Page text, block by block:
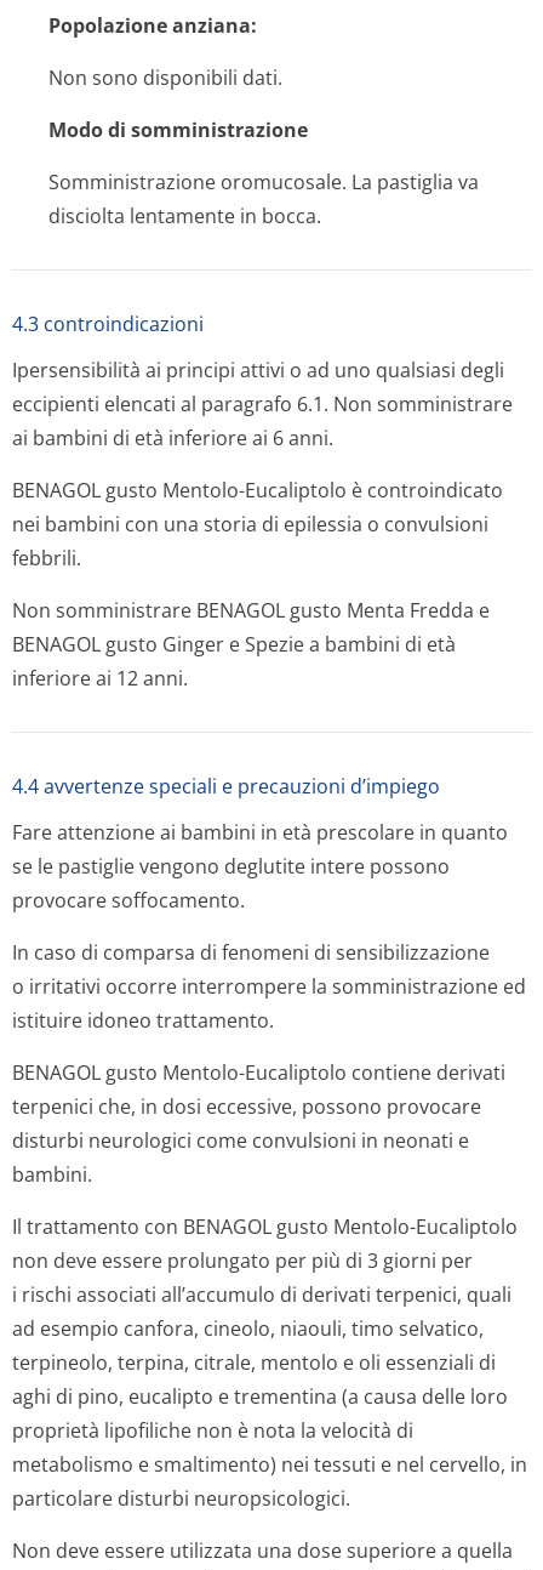
Popolazione anziana:
Non sono disponibili dati.
Modo di somministrazione
Somministrazione oromucosale. La pastiglia va
disciolta lentamente in bocca.
4.3 controindicazioni
Ipersensibilità ai principi attivi o ad uno qualsiasi degli
eccipienti elencati al paragrafo 6.1. Non somministrare
ai bambini di età inferiore ai 6 anni.
BENAGOL gusto Mentolo-Eucaliptolo è controindicato
nei bambini con una storia di epilessia o convulsioni
febbrili.
Non somministrare BENAGOL gusto Menta Fredda e
BENAGOL gusto Ginger e Spezie a bambini di età
inferiore ai 12 anni.
4.4 avvertenze speciali e precauzioni d’impiego
Fare attenzione ai bambini in età prescolare in quanto
se le pastiglie vengono deglutite intere possono
provocare soffocamento.
In caso di comparsa di fenomeni di sensibilizzazione
o irritativi occorre interrompere la somministrazione ed
istituire idoneo trattamento.
BENAGOL gusto Mentolo-Eucaliptolo contiene derivati
terpenici che, in dosi eccessive, possono provocare
disturbi neurologici come convulsioni in neonati e
bambini.
Il trattamento con BENAGOL gusto Mentolo-Eucaliptolo
non deve essere prolungato per più di 3 giorni per
i rischi associati all’accumulo di derivati terpenici, quali
ad esempio canfora, cineolo, niaouli, timo selvatico,
terpineolo, terpina, citrale, mentolo e oli essenziali di
aghi di pino, eucalipto e trementina (a causa delle loro
proprietà lipofiliche non è nota la velocità di
metabolismo e smaltimento) nei tessuti e nel cervello, in
particolare disturbi neuropsicologici.
Non deve essere utilizzata una dose superiore a quella